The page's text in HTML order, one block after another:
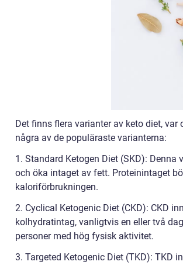
Det finns flera varianter av keto diet,
några av de populäraste varianterna:
1. Standard Ketogen Diet (SKD):
och öka intaget av fett. Proteinintaget
kaloriförbrukningen.
2. Cyclical Ketogenic Diet (CKD): CKD
kolhydratintag, vanligtvis en eller två
personer med hög fysisk aktivitet.
3. Targeted Ketogenic Diet (TKD): TKD